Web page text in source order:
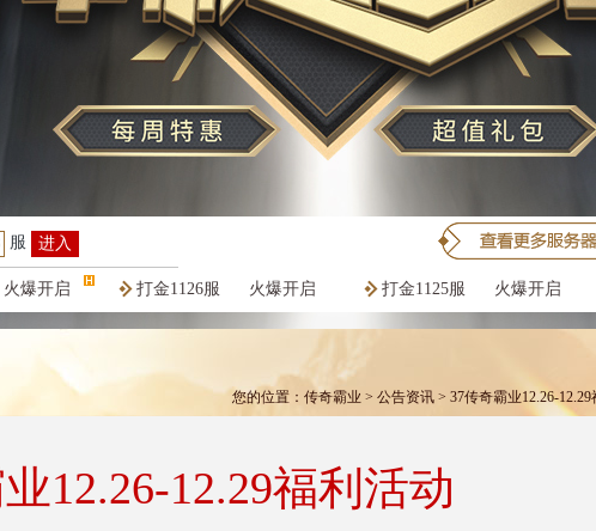
服 进入
火爆开启 火爆开启
打金1126服 火爆开启
打金1125服
您的位置： 传奇霸业 > 公告资讯 > 37传奇霸业12.26-
12.26-12.29福利活动